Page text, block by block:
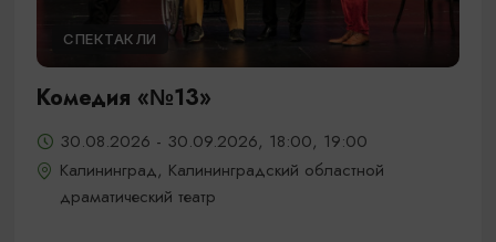
СПЕКТАКЛИ
Комедия «№13»
30.08.2026 - 30.09.2026, 18:00, 19:00
Калининград, Калининградский областной
драматический театр